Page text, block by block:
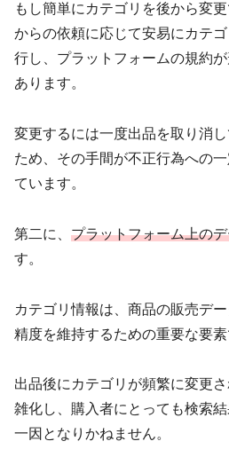
もし簡単にカテゴリを後から変
からの依頼に応じて安易にカテ
行し、プラットフォームの規約
あります。
変更するには一度出品を取り消
ため、その手間が不正行為への
ています。
第二に、 プラットフォーム上の
す。
カテゴリ情報は、商品の販売デ
精度を維持するための重要な要素
出品後にカテゴリが頻繁に変更
雑化し、購入者にとっても検索
一因となりかねません。